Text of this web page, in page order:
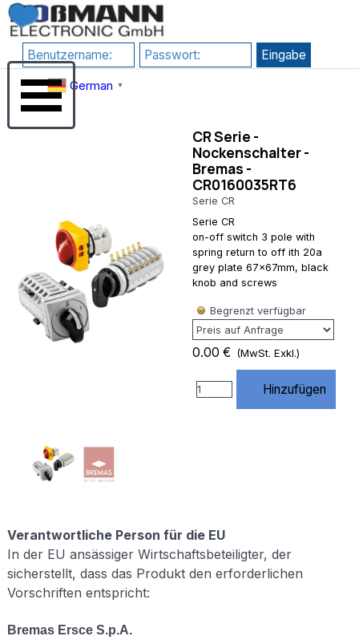
Direkt zum Seiteninhalt
German ▼
Menü überspringen
google-
site-
verification=JHZosFIuJxTsgD2P4_DmdLT4_H8uIH1F1qLf7l-
Su3s
RewriteEngine
On # 1) HTTPS
erzwingen
RewriteCond
%{HTTPS}
!=on
RewriteRule
Domain)
RewriteCond
{HTTP_HOST}
^rossmann-
onlineshop\.de$
[NC]
RewriteRule
RewriteCond
%
{THE_REQUEST}
https://www.rossmann-
onlineshop.de/
[R=301,L] # 4)
Standard URLs
von Website
unterstützen #
CR Serie -
Nockenschalter -
Bremas -
CR0160035RT6
Serie CR
Serie CR
on-off switch 3 pole with
spring return to off ith 20a
grey plate 67x67mm, black
knob and screws
Begrenzt verfügbar
0.00 € (MwSt. Exkl.)
Hinzufügen
Verantwortliche Person für die EU
In der EU ansässiger Wirtschaftsbeteiligter, der
sicherstellt, dass das Produkt den erforderlichen
Vorschriften entspricht:
Bremas Ersce S.p.A.